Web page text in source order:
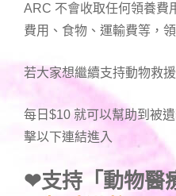
ARC 不會收取任何領養費
費用、食物、運輸費等，
若大家想繼續支持動物救援
每日$10 就可以幫助到被
擊以下連結進入
❤支持「動物醫